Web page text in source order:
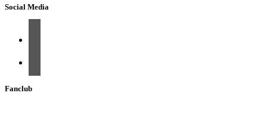
Social Media
Fanclub